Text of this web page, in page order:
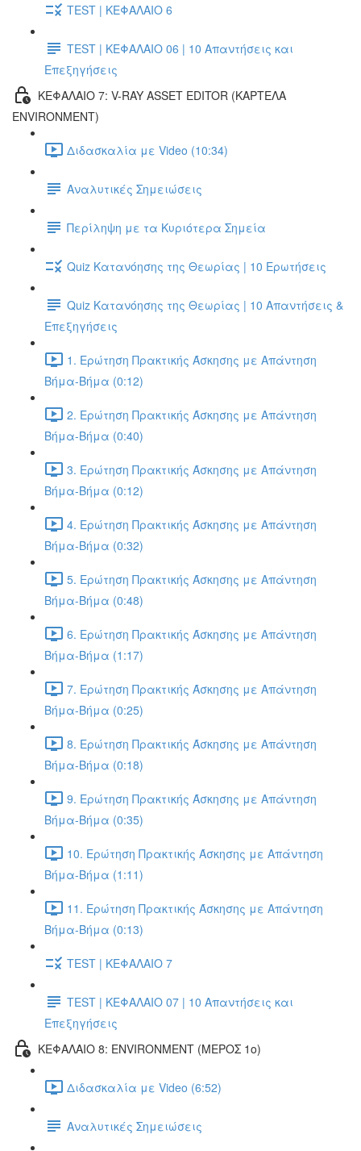
TEST | ΚΕΦΑΛΑΙΟ 6
TEST | ΚΕΦΑΛΑΙΟ 06 | 10 Απαντήσεις και
Επεξηγήσεις
ΚΕΦΑΛΑΙΟ 7: V-RAY ASSET EDITOR (ΚΑΡΤΕΛΑ
ENVIRONMENT)
Διδασκαλία με Video (10:34)
Αναλυτικές Σημειώσεις
Περίληψη με τα Κυριότερα Σημεία
Quiz Κατανόησης της Θεωρίας | 10 Ερωτήσεις
Quiz Κατανόησης της Θεωρίας | 10 Απαντήσεις &
Επεξηγήσεις
1. Ερώτηση Πρακτικής Άσκησης με Απάντηση
Βήμα-Βήμα (0:12)
2. Ερώτηση Πρακτικής Άσκησης με Απάντηση
Βήμα-Βήμα (0:40)
3. Ερώτηση Πρακτικής Άσκησης με Απάντηση
Βήμα-Βήμα (0:12)
4. Ερώτηση Πρακτικής Άσκησης με Απάντηση
Βήμα-Βήμα (0:32)
5. Ερώτηση Πρακτικής Άσκησης με Απάντηση
Βήμα-Βήμα (0:48)
6. Ερώτηση Πρακτικής Άσκησης με Απάντηση
Βήμα-Βήμα (1:17)
7. Ερώτηση Πρακτικής Άσκησης με Απάντηση
Βήμα-Βήμα (0:25)
8. Ερώτηση Πρακτικής Άσκησης με Απάντηση
Βήμα-Βήμα (0:18)
9. Ερώτηση Πρακτικής Άσκησης με Απάντηση
Βήμα-Βήμα (0:35)
10. Ερώτηση Πρακτικής Άσκησης με Απάντηση
Βήμα-Βήμα (1:11)
11. Ερώτηση Πρακτικής Άσκησης με Απάντηση
Βήμα-Βήμα (0:13)
TEST | ΚΕΦΑΛΑΙΟ 7
TEST | ΚΕΦΑΛΑΙΟ 07 | 10 Απαντήσεις και
Επεξηγήσεις
ΚΕΦΑΛΑΙΟ 8: ENVIRONMENT (ΜΕΡΟΣ 1o)
Διδασκαλία με Video (6:52)
Αναλυτικές Σημειώσεις